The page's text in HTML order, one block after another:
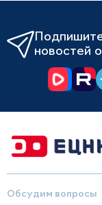
новостей
Обсудим вопросы